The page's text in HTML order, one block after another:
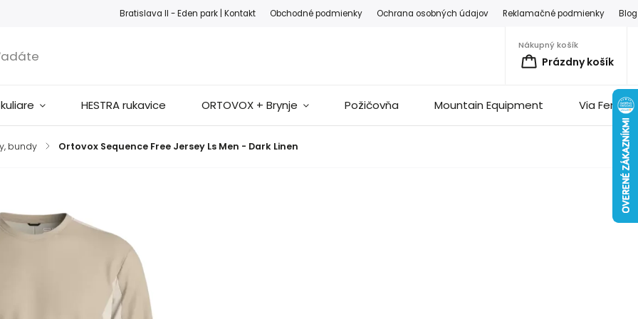
Bratislava II - Eden park |Kontakt Obchodné podmienky Ochrana osobných údajov Reklamačné podmienky Blog
Nákupný košík
Prázdny košík
HESTRA rukavice ORTOVOX + Brynje Požičovňa Mountain Equipment Via Ferrata
bundy / Ortovox Sequence Free Jersey Ls Men - Dark Linen